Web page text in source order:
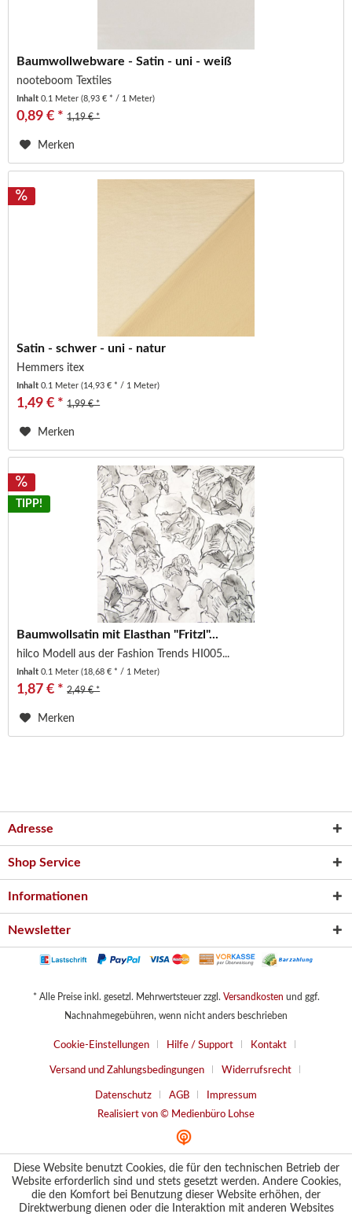
Baumwollwebware - Satin - uni - weiß
nooteboom Textiles
Inhalt0.1 Meter(8,93 € * / 1 Meter)
0,89 € * 1,19 € *
Merken
Satin - schwer - uni - natur
Hemmers itex
Inhalt0.1 Meter(14,93 € * / 1 Meter)
1,49 € * 1,99 € *
Merken
TIPP!
Baumwollsatin mit Elasthan "Fritzl"...
hilco Modell aus der Fashion Trends HI005...
Inhalt0.1 Meter(18,68 € * / 1 Meter)
1,87 € * 2,49 € *
Merken
Adresse
Shop Service
Informationen
Newsletter
* Alle Preise inkl. gesetzl. Mehrwertsteuer zzgl. Versandkosten und ggf.
Nachnahmegebühren, wenn nicht anders beschrieben
Cookie-Einstellungen Hilfe / Support Kontakt
Versand und Zahlungsbedingungen Widerrufsrecht
Datenschutz AGB
Impressum
Realisiert von © Medienbüro Lohse
Diese Website benutzt Cookies, die für den technischen Betrieb der
Website erforderlich sind und stets gesetzt werden. Andere Cookies,
die den Komfort bei Benutzung dieser Website erhöhen, der
Direktwerbung dienen oder die Interaktion mit anderen Websites